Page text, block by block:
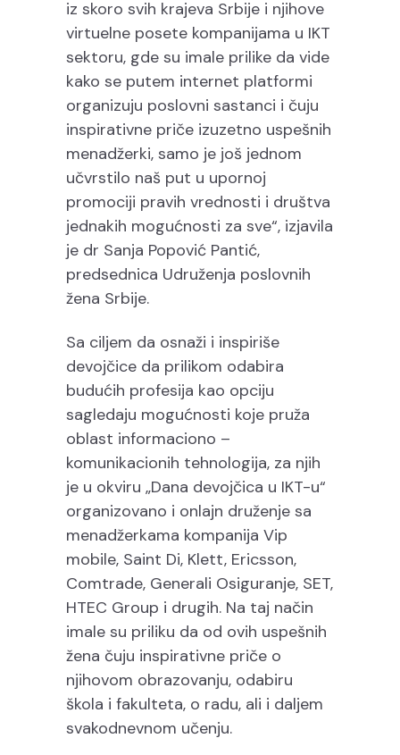
iz skoro svih krajeva Srbije i njihove
virtuelne posete kompanijama u IKT
sektoru, gde su imale prilike da vide
kako se putem internet platformi
organizuju poslovni sastanci i čuju
inspirativne priče izuzetno uspešnih
menadžerki, samo je još jednom
učvrstilo naš put u upornoj
promociji pravih vrednosti i društva
jednakih mogućnosti za sve“, izjavila
je dr Sanja Popović Pantić,
predsednica Udruženja poslovnih
žena Srbije.
Sa ciljem da osnaži i inspiriše
devojčice da prilikom odabira
budućih profesija kao opciju
sagledaju mogućnosti koje pruža
oblast informaciono –
komunikacionih tehnologija, za njih
je u okviru „Dana devojčica u IKT-u“
organizovano i onlajn druženje sa
menadžerkama kompanija Vip
mobile, Saint Di, Klett, Ericsson,
Comtrade, Generali Osiguranje, SET,
HTEC Group i drugih. Na taj način
imale su priliku da od ovih uspešnih
žena čuju inspirativne priče o
njihovom obrazovanju, odabiru
škola i fakulteta, o radu, ali i daljem
svakodnevnom učenju.